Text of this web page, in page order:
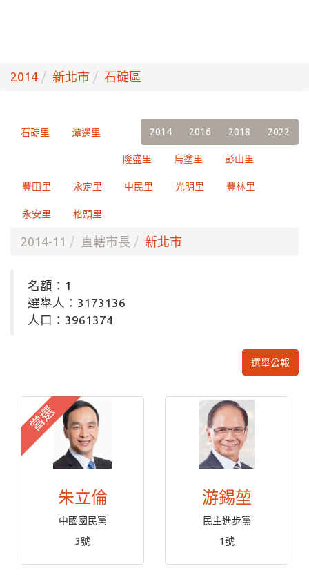
2014 新北市 石碇區
2014 2016 2018 2022
石碇里 潭邊里
隆盛里 烏塗里 彭山里
豐田里 永定里 中民里 光明里 豐林里
永安里 格頭里
2014-11 直轄市長 新北市
名額：1
選舉人：3173136
人口：3961374
選舉公報
當選
朱立倫
中國國民黨
3號
游錫堃
民主進步黨
1號